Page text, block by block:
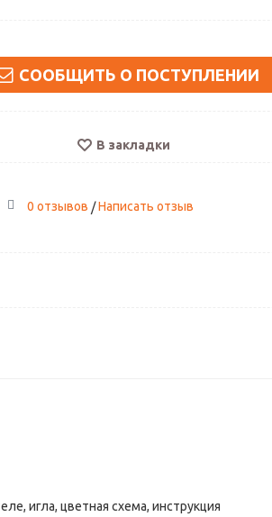
СООБЩИТЬ О ПОСТУПЛЕНИИ
В закладки
0 отзывов /Написать отзыв
игла, цветная схема, инструкция